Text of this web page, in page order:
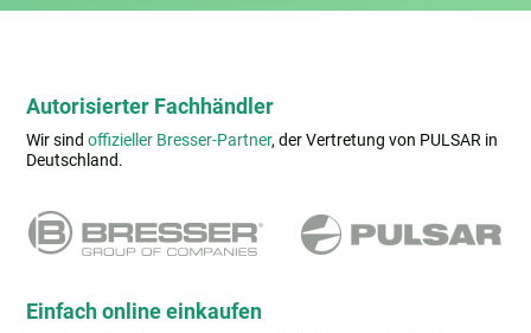
Autorisierter Fachhändler
Wir sindoffizieller Bresser-Partner, der Vertretung von PULSAR in
Deutschland.
Einfach online einkaufen